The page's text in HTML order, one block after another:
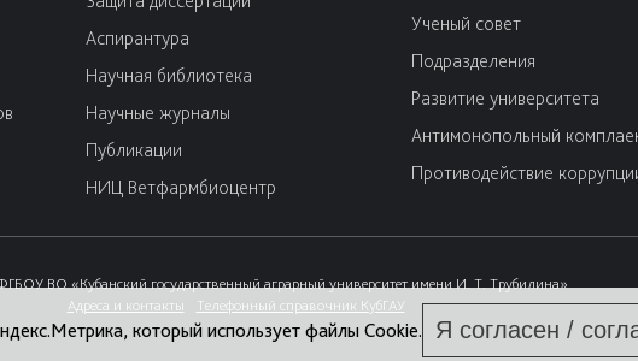
Аспирантура
Научная библиотека
Научные журналы
Публикации
НИЦ Ветфармбиоцентр
Ученый совет
Подразделения
Развитие университета
Антимонопольный
Противодействие
ВО «Кубанский государственный аграрный университет имени И. Т. Трубилина»
Адреса и контакты
Телефонный справочник КубГАУ
который использует файлы Cookie. Я согласен /